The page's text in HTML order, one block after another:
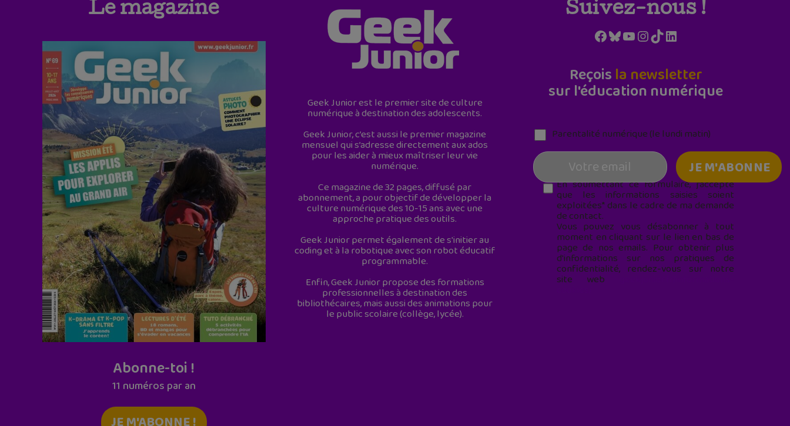
Le magazine
Abonne-toi !
11 numéros par an
Geek Junior est le premier site de culture
numérique à destination des adolescents.
Geek Junior, c’est aussi le premier magazine
mensuel qui s’adresse directement aux ados
pour les aider à mieux maîtriser leur vie
numérique.
Ce magazine de 32 pages, diffusé par
abonnement, a pour objectif de développer la
culture numérique des 10-15 ans avec une
approche pratique des outils.
Geek Junior permet également de s'initier au
coding et à la robotique avec son robot éducatif
programmable.
Enfin, Geek Junior propose des formations
professionnelles à destination des
bibliothécaires, mais aussi des animations pour
le public scolaire (collège, lycée).
Suivez-nous !
Facebook
Bluesky
YouTube
Instagram
TikTokLinkedIn
Reçois la newsletter
sur l'éducation numérique
Parentalité numérique (le lundi matin)
En soumettant ce formulaire, j’accepte
que les informations saisies soient
exploitées* dans le cadre de ma demande
de contact.
Vous pouvez vous désabonner à tout
moment en cliquant sur le lien en bas de
page de nos emails. Pour obtenir plus
d'informations sur nos pratiques de
confidentialité, rendez-vous sur notre
site web